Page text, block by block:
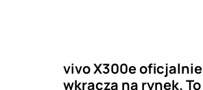
vivo X300e oficjalnie
wkracza na rynek. To